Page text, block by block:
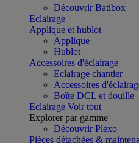
Découvrir Batibox
Eclairage
Applique et hublot
Applique
Hublot
Accessoires d'éclairage
Eclairage chantier
Accessoires
Boîte DCL et douille
Eclairage Voir tout
Explorer par gamme
Découvrir Plexo
Pièces détachées &